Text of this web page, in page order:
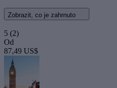
Zobrazit, co je zahrnuto
5 (2)
Od
87,49 US$